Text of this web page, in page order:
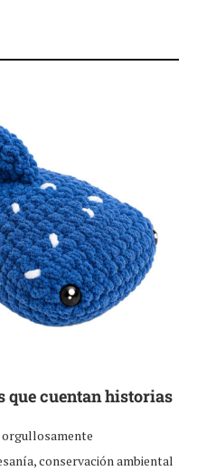
que cuentan historias
conservación ambiental